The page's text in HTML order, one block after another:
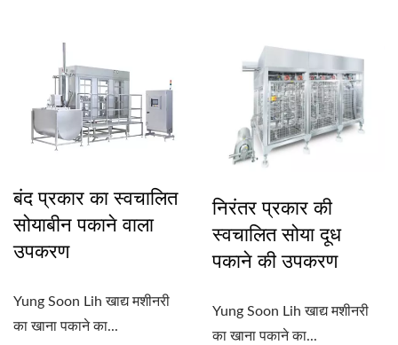
बंद प्रकार का स्वचालित
सोयाबीन पकाने वाला
उपकरण
Yung Soon Lih खाद्य मशीनरी
का खाना पकाने का...
निरंतर प्रकार की
स्वचालित सोया दूध
पकाने की उपकरण
Yung Soon Lih खाद्य मशीनरी
का खाना पकाने का...